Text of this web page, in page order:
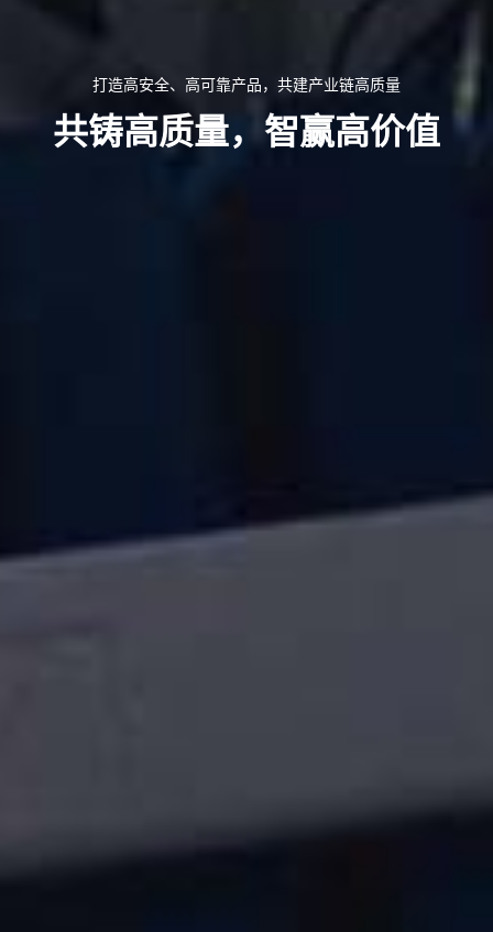
打造高安全、高可靠产品，共建产业链高质量
共铸高质量，智赢高价值